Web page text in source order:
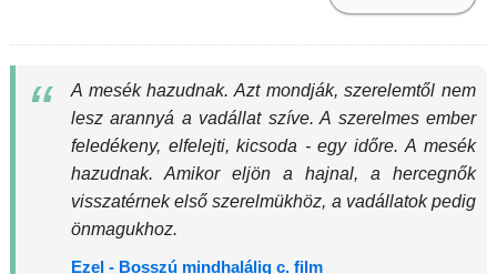
A mesék hazudnak. Azt mondják, szerelemtől nem
lesz arannyá a vadállat szíve. A szerelmes ember
feledékeny, elfelejti, kicsoda - egy időre. A mesék
hazudnak. Amikor eljön a hajnal, a hercegnők
visszatérnek első szerelmükhöz, a vadállatok pedig
önmagukhoz.
Ezel - Bosszú mindhalálig c. film